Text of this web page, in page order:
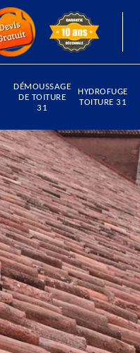
DÉMOUSSAGE
DE TOITURE
31
HYDROFUGE
TOITURE 31